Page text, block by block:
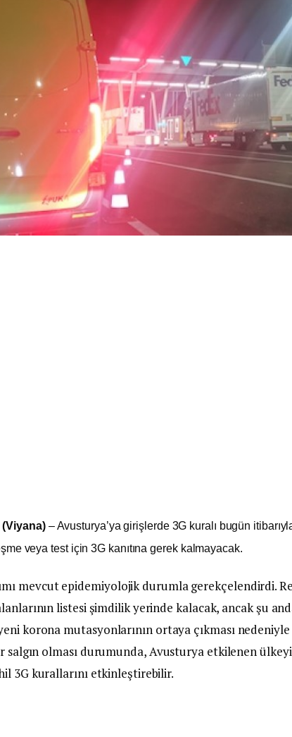
– Avusturya’ya girişlerde 3G kuralı bugün
veya test için 3G kanıtına gerek kalmayacak.
mevcut epidemiyolojik durumla gerekçelendirdi.
listesi şimdilik yerinde kalacak, ancak şu
korona mutasyonlarının ortaya çıkması
salgın olması durumunda, Avusturya etkilenen
3G kurallarını etkinleştirebilir.